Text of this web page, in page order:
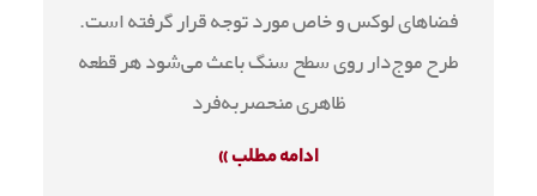
فضاهای لوکس و خاص مورد توجه قرار گرفته است.
طرح موج‌دار روی سطح سنگ باعث می‌شود هر قطعه
ظاهری منحصربه‌فرد
ادامه مطلب »